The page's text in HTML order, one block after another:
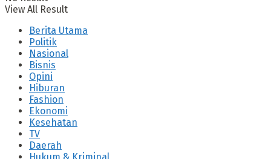
View All Result
Berita Utama
Politik
Nasional
Bisnis
Opini
Hiburan
Fashion
Ekonomi
Kesehatan
TV
Daerah